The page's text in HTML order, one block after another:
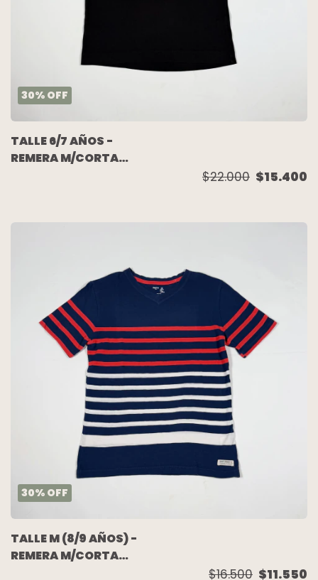
30% OFF
TALLE 6/7 AÑOS -
REMERA M/CORTA
$22.000 $15.400
30% OFF
TALLE M (8/9 AÑOS) -
REMERA M/CORTA
$16.500 $11.550